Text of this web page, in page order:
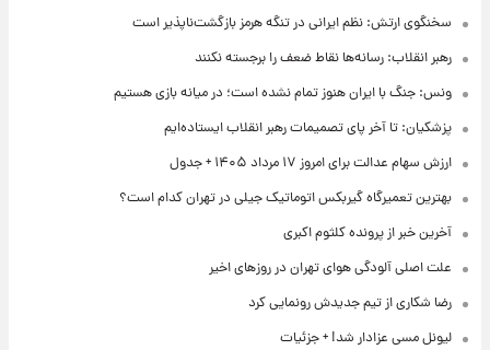
سخنگوی ارتش: نظم ایرانی در تنگه هرمز بازگشت‌ناپذیر است
رهبر انقلاب: رسانه‌ها نقاط ضعف را برجسته نکنند
ونس: جنگ با ایران هنوز تمام نشده است؛ در میانه بازی هستیم
پزشکیان: تا آخر پای تصمیمات رهبر انقلاب ایستاده‌ایم
ارزش سهام عدالت برای امروز ۱۷ مرداد ۱۴۰۵ + جدول
بهترین تعمیرگاه گیربکس اتوماتیک جیلی در تهران کدام است؟
آخرین خبر از پرونده کلثوم اکبری
علت اصلی آلودگی هوای تهران در روزهای اخیر
رضا شکاری از تیم جدیدش رونمایی کرد
لیونل مسی عزادار شد! + جزئیات